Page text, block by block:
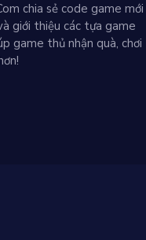
chia sẻ code game mới
giới thiệu các tựa game
game thủ nhận quà, chơi